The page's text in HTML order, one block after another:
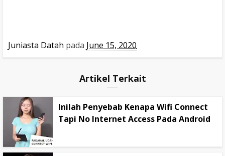
Juniasta Datah pada June 15, 2020
Artikel Terkait
Inilah Penyebab Kenapa Wifi Connect
Tapi No Internet Access Pada Android